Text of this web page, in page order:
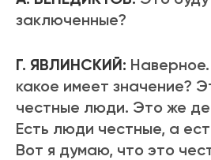
заключенные?
Г. ЯВЛИНСКИЙ:
какое имеет значение?
честные люди. Это же
Есть люди честные, а
Вот я думаю, что это